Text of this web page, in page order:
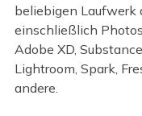
beliebigen Laufwerk
einschließlich
Adobe XD,
Lightroom, Spark,
andere.